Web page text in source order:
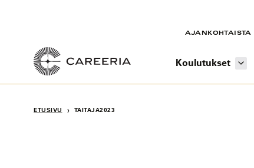
AJANKOHTAISTA
Koulutukset
ETUSIVU › TAITAJA2023